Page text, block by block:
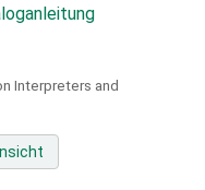
Interpreters and